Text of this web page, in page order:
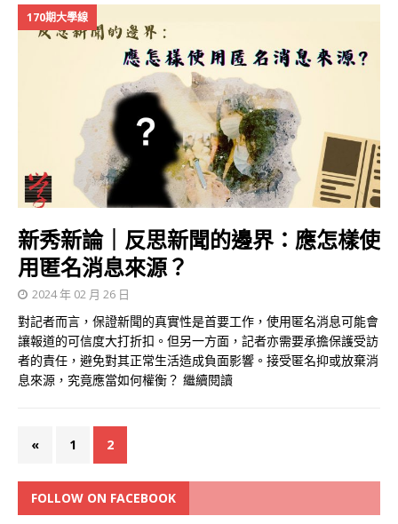
170期大學線
新秀新論｜反思新聞的邊界：應怎樣使
用匿名消息來源？
2024 年 02 月 26 日
對記者而言，保證新聞的真實性是首要工作，使用匿名消息可能會
讓報道的可信度大打折扣。但另一方面，記者亦需要承擔保護受訪
者的責任，避免對其正常生活造成負面影響。接受匿名抑或放棄消
息來源，究竟應當如何權衡？ 繼續閱讀
« 1 2
FOLLOW ON FACEBOOK